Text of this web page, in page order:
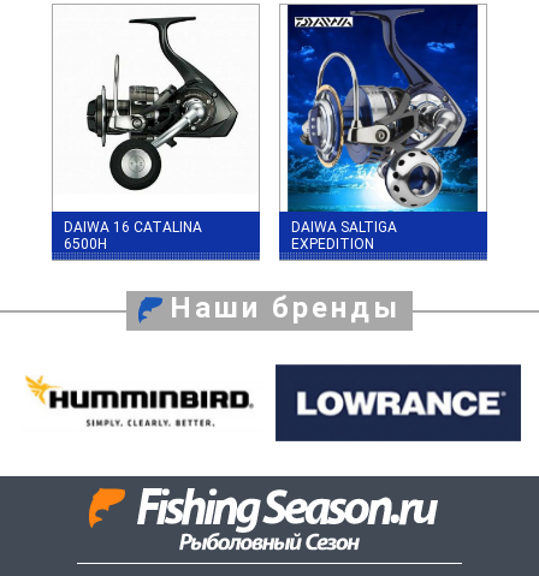
DAIWA 16 CATALINA
6500H
DAIWA SALTIGA
EXPEDITION
Наши бренды